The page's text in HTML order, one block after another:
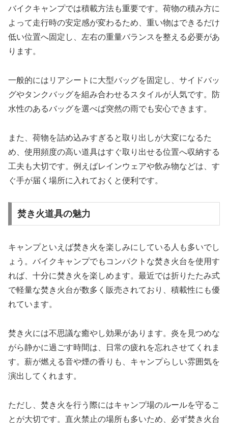
バイクキャンプでは積載方法も重要です。荷物の積み方に
よって走行時の安定感が変わるため、重い物はできるだけ
低い位置へ固定し、左右の重量バランスを整える必要があ
ります。
一般的にはリアシートに大型バッグを固定し、サイドバッ
グやタンクバッグを組み合わせるスタイルが人気です。防
水性のあるバッグを選べば突然の雨でも安心できます。
また、荷物を詰め込みすぎると取り出しが大変になるた
め、使用頻度の高い道具はすぐ取り出せる位置へ収納する
工夫も大切です。例えばレインウェアや飲み物などは、す
ぐ手が届く場所に入れておくと便利です。
焚き火道具の魅力
キャンプといえば焚き火を楽しみにしている人も多いでし
ょう。バイクキャンプでもコンパクトな焚き火台を使用す
れば、十分に焚き火を楽しめます。最近では折りたたみ式
で軽量な焚き火台が数多く販売されており、積載性にも優
れています。
焚き火には不思議な癒やし効果があります。炎を見つめな
がら静かに過ごす時間は、日常の疲れを忘れさせてくれま
す。薪が燃える音や煙の香りも、キャンプらしい雰囲気を
演出してくれます。
ただし、焚き火を行う際にはキャンプ場のルールを守るこ
とが大切です。直火禁止の場所も多いため、必ず焚き火台